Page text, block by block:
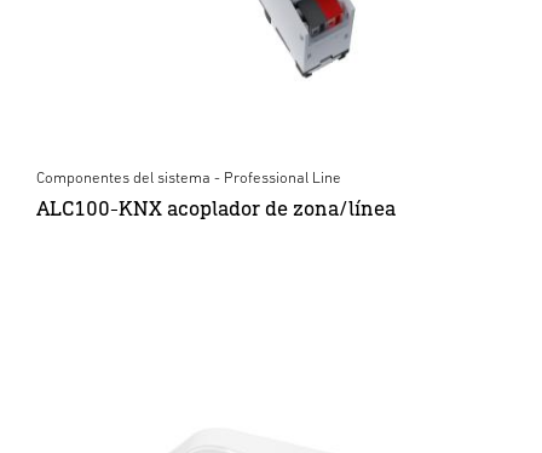
Componentes del sistema - Professional Line
ALC100-KNX acoplador de zona/línea